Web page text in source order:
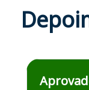
Estudante